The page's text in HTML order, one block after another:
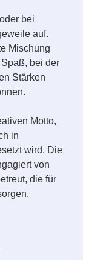
bei
auf.
Mischung
bei der
Stärken
Motto,
in
wird. Die
von
die für